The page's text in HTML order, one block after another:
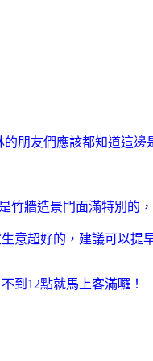
朋友們應該都知道這邊
是竹牆造景門面滿特別的，
意超好的，建議可以提
到12點就馬上客滿囉！